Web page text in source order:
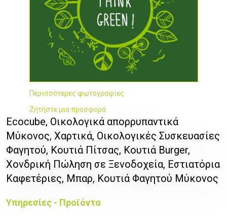
Περισσότερες φωτογραφίες
Ζητήστε μια προσφορά
Ecocube, Οικολογικά απορρυπαντικά
Μύκονος, Χαρτικά, Οικολογικές Συσκευασίες
Φαγητού, Κουτιά Πίτσας, Κουτιά Burger,
Χονδρική Πώληση σε Ξενοδοχεία, Εστιατόρια
Καφετέριες, Μπαρ, Κουτιά Φαγητού Μύκονος
Υπηρεσίες - Προϊόντα